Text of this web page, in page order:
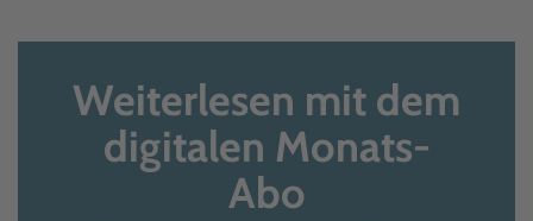
Weiterlesen mit dem
digitalen Monats-
Abo